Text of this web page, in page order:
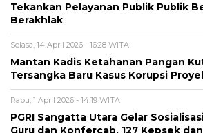
Tekankan Pelayanan Publik Publik
Berakhlak
Selasa, 14 April 2026 - 16:28 WITA
Mantan Kadis Ketahanan Pangan
Tersangka Baru Kasus Korupsi
Rabu, 1 April 2026 - 14:19 WITA
PGRI Sangatta Utara Gelar
Guru dan Konfercab, 127 Kepsek